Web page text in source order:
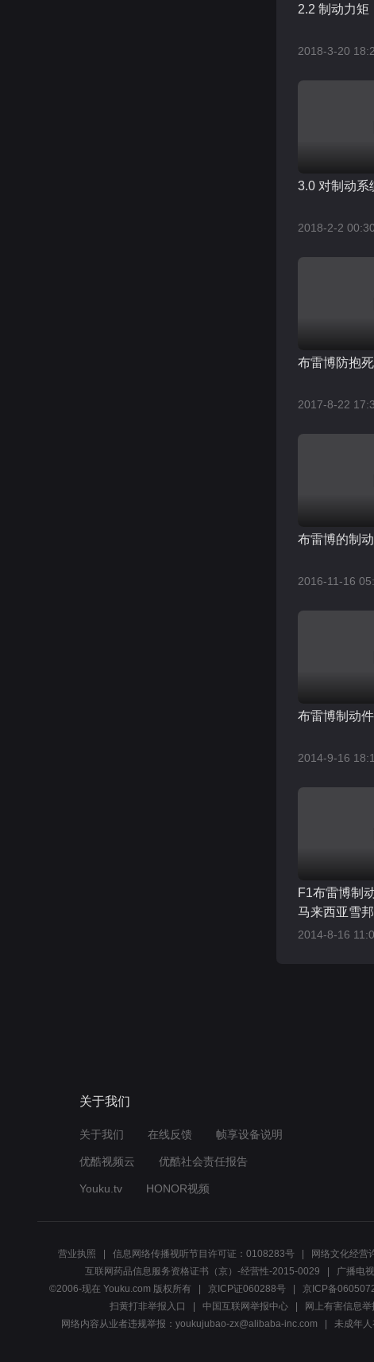
2.2 制动力矩
2018-3-20
3.0 对制动系
2018-2-2 00:30
布雷博防抱
2017-8-22
布雷博的制
2016-11-16
布雷博制动
2014-9-16
F1布雷博制
马来西亚雪邦
2014-8-16
关于我们
关于我们 在线反馈 帧享设备说明
优酷视频云 优酷社会责任报告
Youku.tv HONOR视频
营业执照 信息网络传播视听节目许可证：0108283号 网络文化经营
互联网药品信息服务资格证书（京）-经营性-2015-0029
广播电
©2006-现在 Youku.com 版权所有
京ICP证060288号 京ICP备
扫黄打非举报入口
中国互联网举报中心 网上有害信息举
网络内容从业者违规举报：youkujubao-zx@alibaba-inc.com
未成年